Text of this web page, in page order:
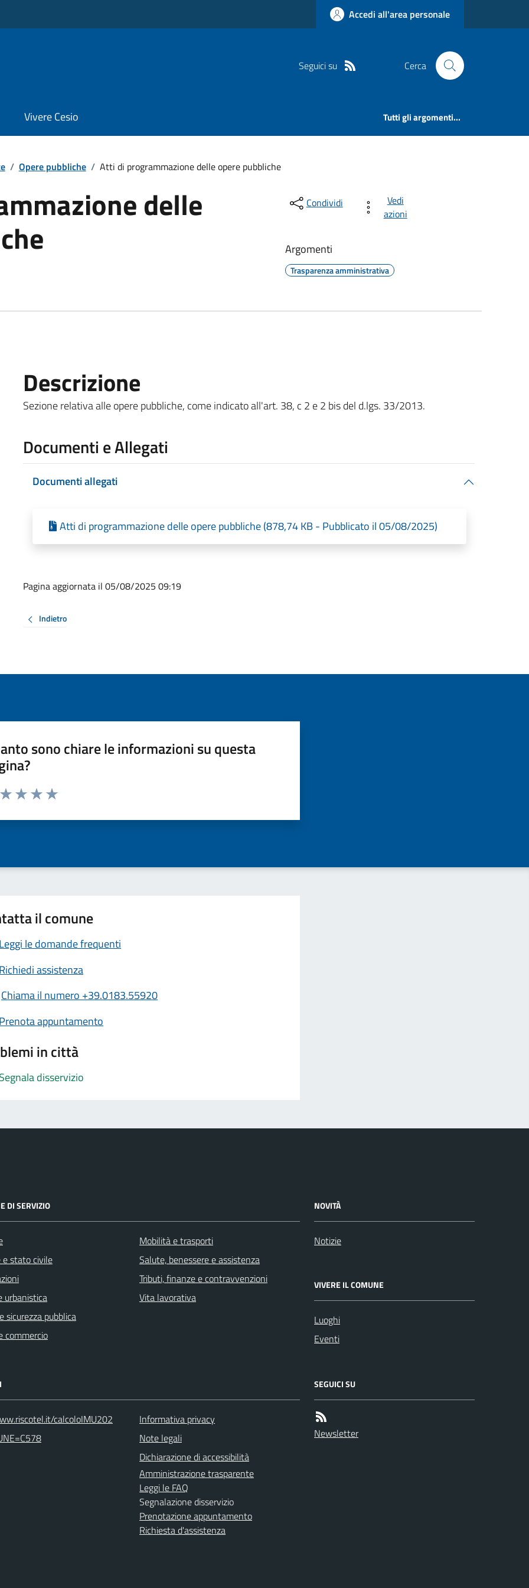
Accedi all'area personale
Seguici su Cerca
Vivere Cesio Tutti gli argomenti...
/ Opere pubbliche / Atti di programmazione delle opere pubbliche
delle Condividi
Vedi
azioni
Argomenti
Trasparenza amministrativa
Descrizione
Sezione relativa alle opere pubbliche, come indicato all'art. 38, c 2 e 2 bis del d.lgs. 33/2013.
Documenti e Allegati
Documenti allegati
Atti di programmazione delle opere pubbliche (878,74 KB - Pubblicato il 05/08/2025)
Pagina aggiornata il 05/08/2025 09:19
Indietro
sono chiare le informazioni su questa
da 1 a 5 stelle la pagina
il comune
Leggi le domande frequenti
Richiedi assistenza
Chiama il numero +39.0183.55920
Prenota appuntamento
in città
Segnala disservizio
DI SERVIZIO
e stato civile
urbanistica
sicurezza pubblica
commercio
Mobilità e trasporti
Salute, benessere e assistenza
Tributi, finanze e contravvenzioni
Vita lavorativa
NOVITÀ
Notizie
VIVERE IL COMUNE
Luoghi
Eventi
calcoloIMU202
Informativa privacy
Note legali
Dichiarazione di accessibilità
Amministrazione trasparente
Leggi le FAQ
Segnalazione disservizio
Prenotazione appuntamento
Richiesta d'assistenza
SEGUICI SU
Newsletter